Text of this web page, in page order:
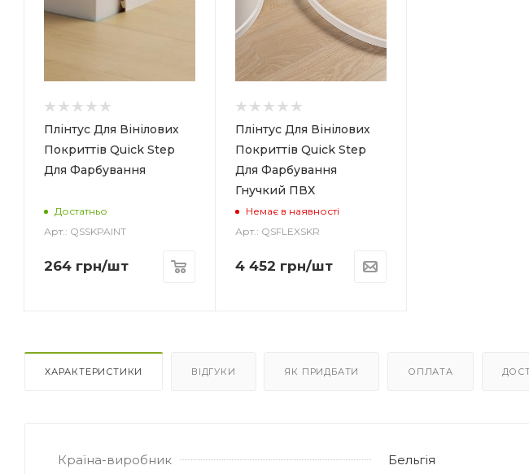
Плінтус Для Вінілових
Покриттів Quick Step
Для Фарбування
Достатньо
Арт.: QSSKPAINT
264 грн/шт
Ширина
Колір
Плінтус Для Вінілових
Покриттів Quick Step
Для Фарбування
Гнучкий ПВХ
Немає в наявності
Арт.: QSFLEXSKR
4 452 грн/шт
ХАРАКТЕРИСТИКИ ВІДГУКИ ЯК ПРИДБАТИ ОПЛАТА
Країна-виробник
Бельгія